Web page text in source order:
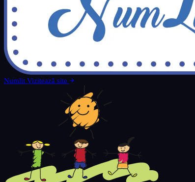
Numlit Vizitează site